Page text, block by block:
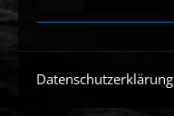
Datenschutzerklärung